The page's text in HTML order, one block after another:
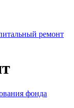
ремонт
фонда